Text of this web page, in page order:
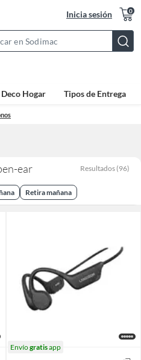
Inicia sesión 0
Bar
Deco Hogar Tipos de Entrega
ear Resultados (96)
Retira mañana
Envíogratisapp